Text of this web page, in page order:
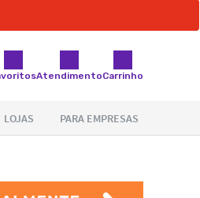
AtendimentoCarrinho